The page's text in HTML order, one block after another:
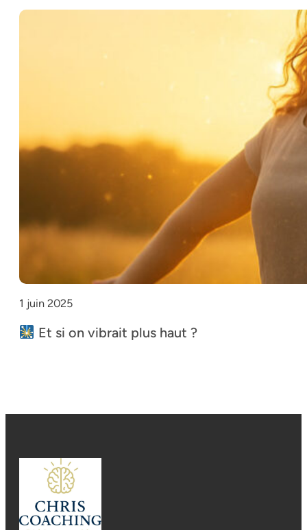
1 juin 2025
Et si on vibrait plus haut ?